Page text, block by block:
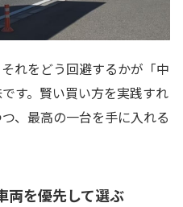
れをどう回避するかが「中
す。賢い買い方を実践すれ
、最高の一台を手に入れる
両を優先して選ぶ